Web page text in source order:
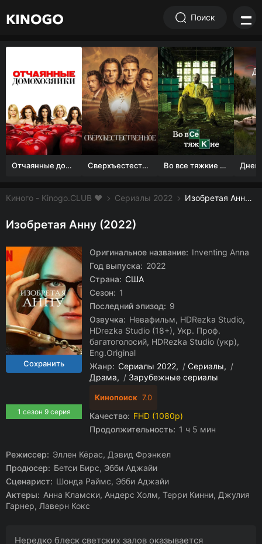
Поиск
Отчаянные домохозяйки (1 сезон) Сверхъестественное Во все тяжкие 1-5 сезон
Киного - Kinogo.CLUB ❤️ Сериалы 2022 Изобретая Анну смотреть онлайн бесплатно
Изобретая Анну (2022)
1 сезон 9 серия
Оригинальное название: Inventing Anna
Год выпуска: 2022
Страна: США
Сезон: 1
Последний эпизод: 9
Озвучка: Невафильм, HDRezka Studio,
HDrezka Studio (18+), Укр. Проф.
багатоголосий, HDRezka Studio (укр),
Eng.Original
Жанр: Сериалы 2022 / Сериалы
/
Драма
/ Зарубежные сериалы
Кинопоиск 7.0
Качество: FHD (1080p)
Продолжительность: 1 ч 5 мин
Режиссер: Эллен Кёрас, Дэвид Фрэнкел
Продюсер: Бетси Бирс, Эбби Аджайи
Сценарист: Шонда Раймс, Эбби Аджайи
Актеры: Анна Кламски, Андерс Холм, Терри Кинни, Джулия
Гарнер, Лаверн Кокс
Нередко блеск светских залов оказывается